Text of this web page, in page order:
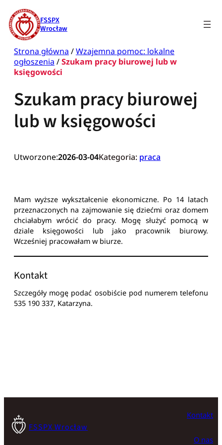
Przejdź
do
treści
FSSPX
Wrocław
Strona główna/Wzajemna pomoc: lokalne
ogłoszenia/Szukam pracy biurowej lub w
księgowości
Szukam pracy biurowej
lub w księgowości
Utworzone:2026-03-04Kategoria:praca
Mam wyższe wykształcenie ekonomiczne. Po 14 latach
przeznaczonych na zajmowanie się dziećmi oraz domem
chciałabym wrócić do pracy. Mogę służyć pomocą w
dziale księgowości lub jako pracownik biurowy.
Wcześniej pracowałam w biurze.
Kontakt
Szczegóły mogę podać osobiście pod numerem telefonu
535 190 337, Katarzyna.
FSSPX Wrocław
Kontakt
O nas